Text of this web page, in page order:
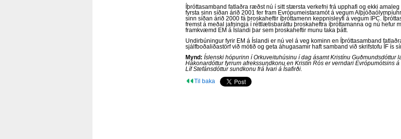
Íþróttasamband fatlaðra ræðst nú í sitt stærsta verkefni frá upphafi og ekki
fyrsta sinn síðan árið 2001 fer fram Evrópumeistaramót á vegum
sinn síðan árið 2000 fá þroskaheftir íþróttamenn keppnisleyfi á vegum IPC.
fremst á meðal jafningja í réttlætisbaráttu þroskaheftra íþróttamanna og nú hefur
framkvæmd EM á Íslandi þar sem þroskaheftir munu taka þátt.
Undirbúningur fyrir EM á Íslandi er nú vel á veg kominn en Íþróttasamband
sjálfboðaliðastörf við mótið og geta áhugasamir haft samband við skrifstofu ÍF ís
Mynd: Íslenski hópurinn í Orkuveituhúsinu í dag ásamt Kristínu Guðmundsdóttur
Hákonardóttur fyrrum afrekssundkonu en Kristín Rós er verndari Evrópumótsins
Líf Stefánsdóttur sundkonu frá Ívari á Ísafirði.
Til baka